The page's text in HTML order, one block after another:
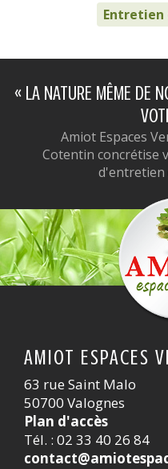
Entretien
« LA NATURE MÊME DE
Amiot Espaces
Cotentin concrétise
d'entretien
AMIOT ESPACES
63 rue Saint Malo
50700 Valognes
Plan d'accès
Tél. : 02 33 40 26 84